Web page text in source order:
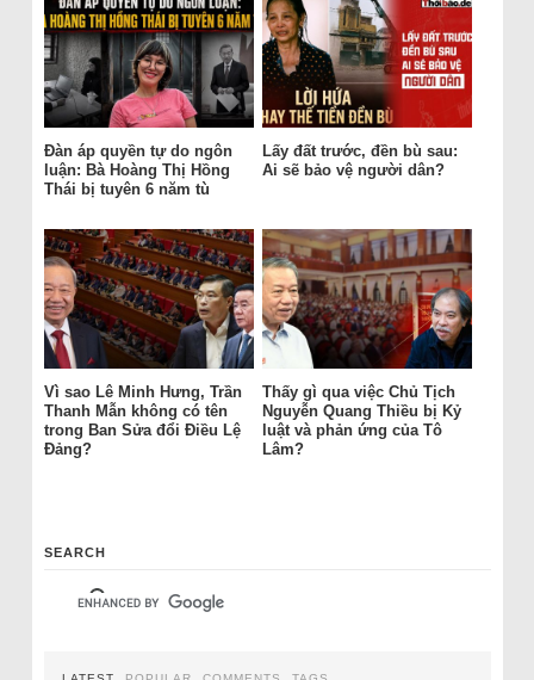
Đàn áp quyền tự do ngôn
luận: Bà Hoàng Thị Hồng
Thái bị tuyên 6 năm tù
Lấy đất trước, đền bù sau:
Ai sẽ bảo vệ người dân?
Vì sao Lê Minh Hưng, Trần
Thanh Mẫn không có tên
trong Ban Sửa đổi Điều Lệ
Đảng?
Thấy gì qua việc Chủ Tịch
Nguyễn Quang Thiều bị Kỷ
luật và phản ứng của Tô
Lâm?
SEARCH